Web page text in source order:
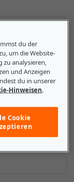
haben,
liefern,
Produkts
zu müssen.
einfach
du der
um die Website-
analysieren,
und Anzeigen
du in unserer
Hinweisen.
Cookie